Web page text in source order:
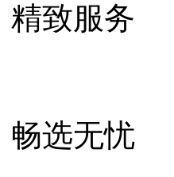
精致服务
畅选无忧